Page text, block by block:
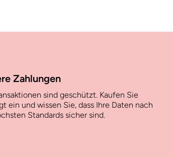
Zahlungen
sind geschützt. Kaufen Sie
ein und wissen Sie, dass Ihre Daten nach
Standards sicher sind.